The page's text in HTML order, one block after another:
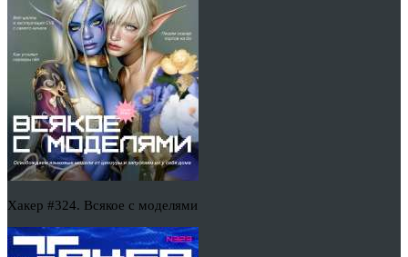
Хакер #324. Всякое с моделями